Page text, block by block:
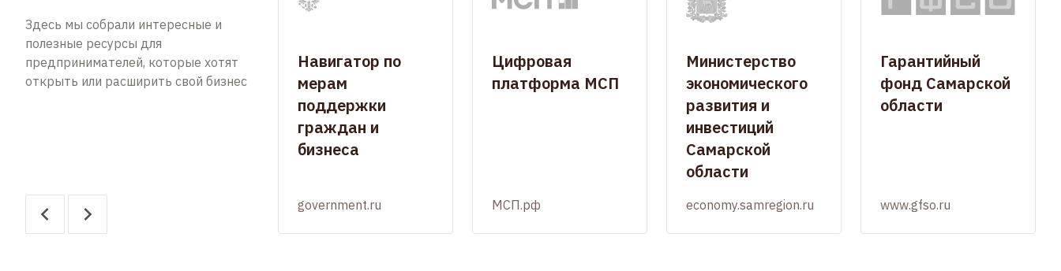
Здесь мы собрали интересные и
полезные ресурсы для
предпринимателей, которые хотят
открыть или расширить свой бизнес
Навигатор по
мерам
поддержки
граждан и
бизнеса
government.ru
Цифровая
платформа МСП
МСП.рф
Министерство
экономического
развития и
инвестиций
Самарской
области
economy.samregion.ru
Гарантийный
фонд Самарской
области
www.gfso.ru